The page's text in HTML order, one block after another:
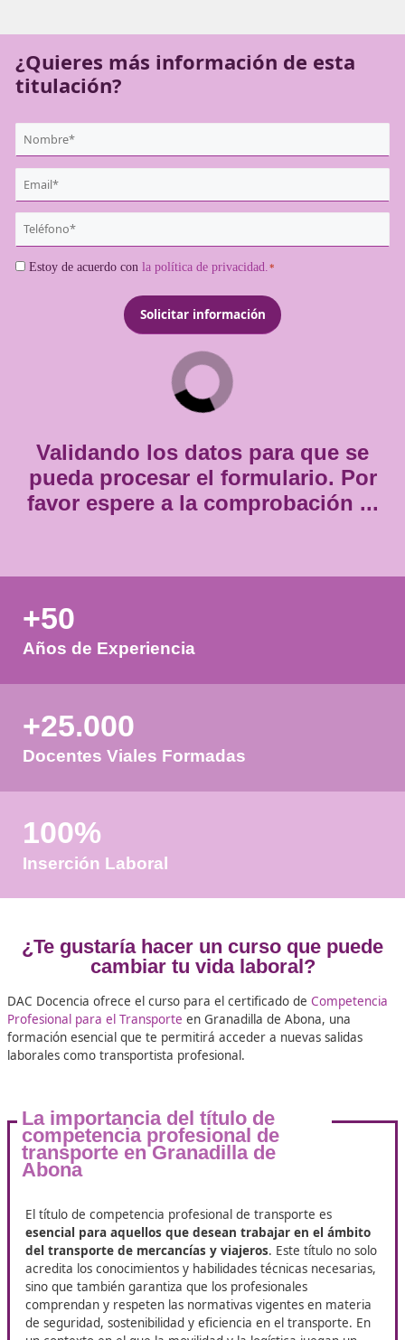
conforme a la legislación vigente.
¿Quieres más información de
titulación?
{user:display_name}
*
la política de privacidad.
Validando los datos para que
pueda procesar el formulario.
+50
Años de Experiencia
+25.000
Docentes Viales Formadas
100%
cambiar tu vida laboral?
DAC Docencia ofrece el curso para el certificado de
Profesional para el Transporteen Granadilla de Abona,
formación esencial que te permitirá acceder a nuevas
laborales como transportista profesional.